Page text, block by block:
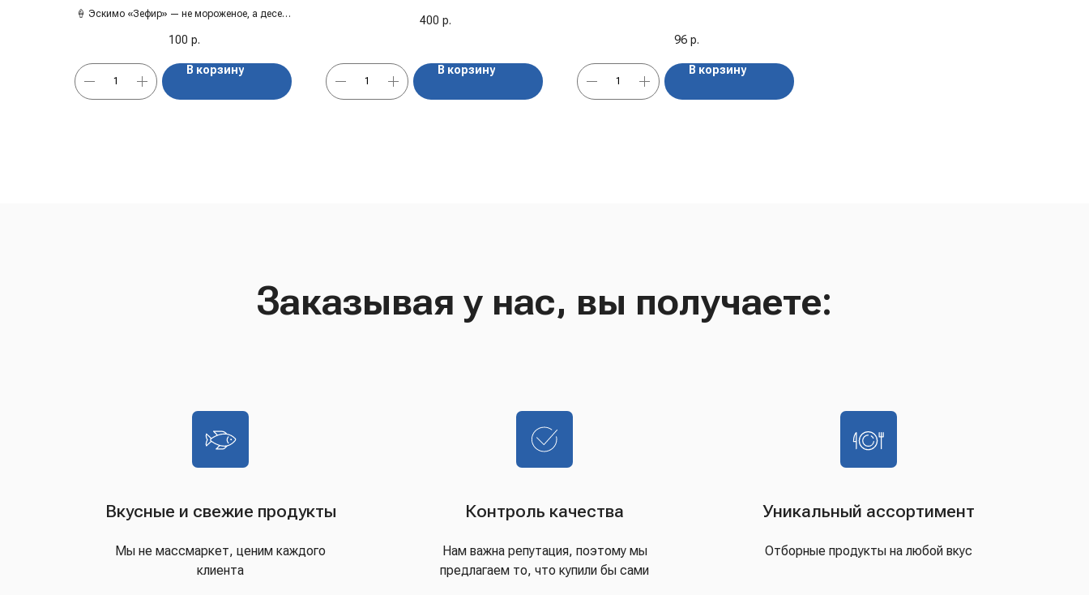
🍦 Эскимо «Зефир» — не мороженое, а десерт
100 р.
В корзину
400 р.
В корзину
96 р.
В корзину
Заказывая у нас, вы получаете:
Вкусные и свежие продукты
Мы не массмаркет, ценим каждого
клиента
Контроль качества
Нам важна репутация, поэтому мы
предлагаем то, что купили бы сами
Уникальный ассортимент
Отборные продукты на любой вкус